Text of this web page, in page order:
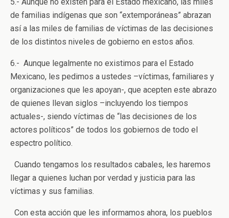
de familias indígenas que son “extemporáneas” abrazan
así a las miles de familias de víctimas de las decisiones
de los distintos niveles de gobierno en estos años.
6.- Aunque legalmente no existimos para el Estado
Mexicano, les pedimos a ustedes –víctimas, familiares y
organizaciones que les apoyan-, que acepten este abrazo
de quienes llevan siglos –incluyendo los tiempos
actuales-, siendo víctimas de “las decisiones de los
actores políticos” de todos los gobiernos de todo el
espectro político.
Cuando tengamos los resultados cabales, les haremos
llegar a quienes luchan por verdad y justicia para las
víctimas y sus familias.
Con esta acción que les informamos ahora, los pueblos